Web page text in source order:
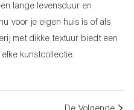
lange levensduur en
voor je eigen huis is of als
met dikke textuur biedt een
kunstcollectie.